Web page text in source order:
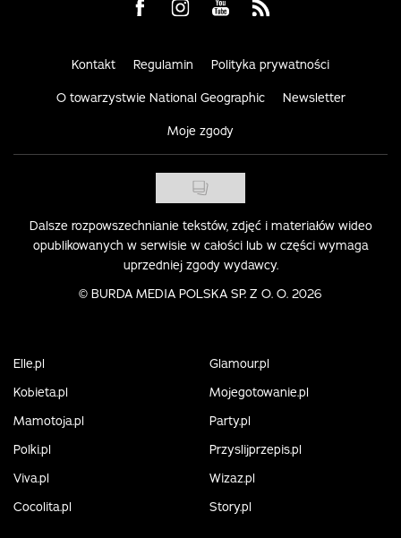
Visit us on Facebook
Visit us on Instagram
Visit us on Youtube
Visit us on Rss
Kontakt Regulamin Polityka prywatności
O towarzystwie National Geographic Newsletter
Moje zgody
Dalsze rozpowszechnianie tekstów, zdjęć i materiałów wideo
opublikowanych w serwisie w całości lub w części wymaga
uprzedniej zgody wydawcy.
© BURDA MEDIA POLSKA SP. Z O. O. 2026
Elle.pl
Glamour.pl
Kobieta.pl
Mojegotowanie.pl
Mamotoja.pl
Party.pl
Polki.pl
Przyslijprzepis.pl
Viva.pl
Wizaz.pl
Cocolita.pl
Story.pl